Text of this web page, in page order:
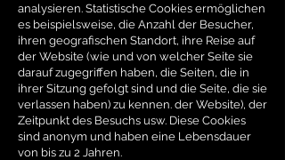
analysieren. Statistische Cookies ermöglichen
es beispielsweise, die Anzahl der Besucher,
ihren geografischen Standort, ihre Reise auf
der Website (wie und von welcher Seite sie
darauf zugegriffen haben, die Seiten, die in
ihrer Sitzung gefolgt sind und die Seite, die sie
verlassen haben) zu kennen. der Website), der
Zeitpunkt des Besuchs usw. Diese Cookies
sind anonym und haben eine Lebensdauer
von bis zu 2 Jahren.